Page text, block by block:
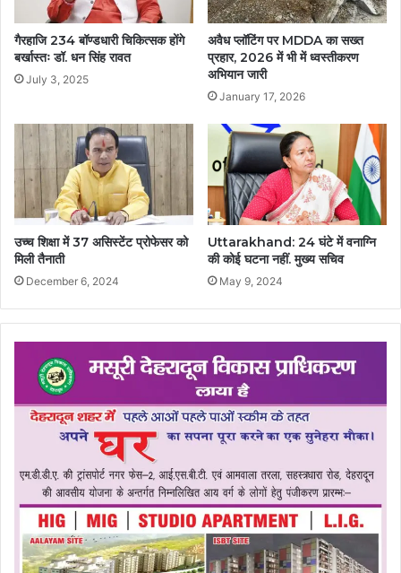
गैरहाजि 234 बॉण्डधारी चिकित्सक होंगे
बर्खास्तः डॉ. धन सिंह रावत
July 3, 2025
अवैध प्लॉटिंग पर MDDA का सख्त
प्रहार, 2026 में भी में ध्वस्तीकरण
अभियान जारी
January 17, 2026
उच्च शिक्षा में 37 असिस्टेंट प्रोफेसर को
मिली तैनाती
December 6, 2024
Uttarakhand: 24 घंटे में वनाग्नि
की कोई घटना नहीं. मुख्य सचिव
May 9, 2024